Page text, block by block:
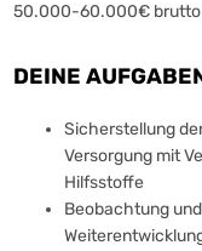
50.000-60.000€
DEINE
Sicherstellung
Versorgung mit
Hilfsstoffe
Beobachtung